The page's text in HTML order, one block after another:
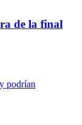
de la final